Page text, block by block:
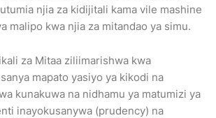
njia za kidijitali kama vile mashine
malipo kwa njia za mitandao ya simu.
za Mitaa ziliimarishwa kwa
mapato yasiyo ya kikodi na
kunakuwa na nidhamu ya matumizi ya
inayokusanywa (prudency) na